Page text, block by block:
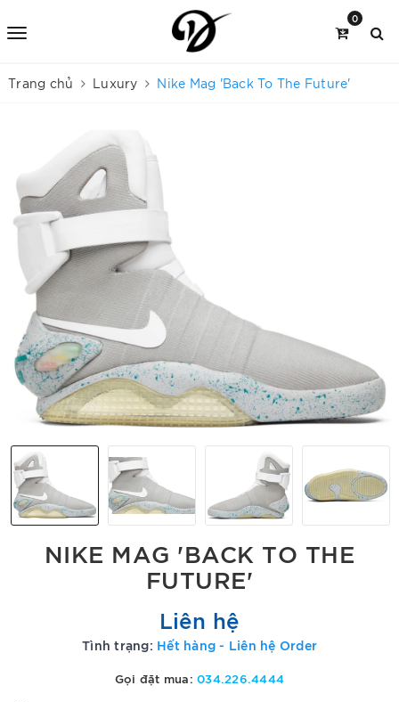
0
Trang chủ Luxury Nike Mag 'Back To The Future'
NIKE MAG 'BACK TO THE
FUTURE'
Liên hệ
Tình trạng: Hết hàng - Liên hệ Order
Gọi đặt mua:034.226.4444